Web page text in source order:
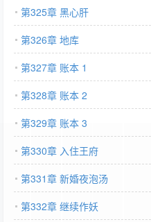
第325章 黑心肝
第326章 地库
第327章 账本 1
第328章 账本 2
第329章 账本 3
第330章 入住王府
第331章 新婚夜泡汤
第332章 继续作妖